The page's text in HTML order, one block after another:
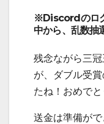
※Discordのロ
中から、乱数抽
残念ながら三
が、ダブル受
たね！おめで
送金は準備が